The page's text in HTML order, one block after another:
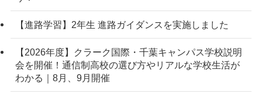
【進路学習】2年生 進路ガイダンスを実施しました
【2026年度】クラーク国際・千葉キャンパス学校説明
会を開催！通信制高校の選び方やリアルな学校生活が
わかる｜8月、9月開催